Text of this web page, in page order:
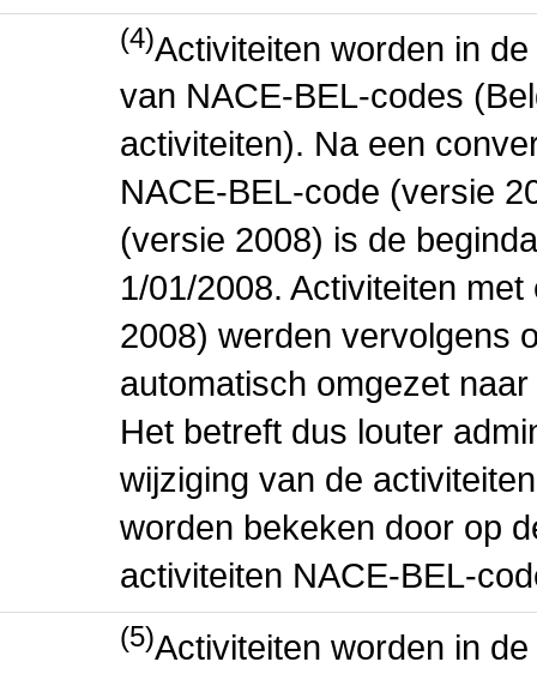
(4)Activiteiten worden in
van NACE-BEL-codes
activiteiten). Na een
NACE-BEL-code (versie
(versie 2008) is de
1/01/2008. Activiteiten
2008) werden vervolgens
automatisch omgezet
Het betreft dus louter
wijziging van de
worden bekeken door op
activiteiten NACE-BEL-
(5)Activiteiten worden in